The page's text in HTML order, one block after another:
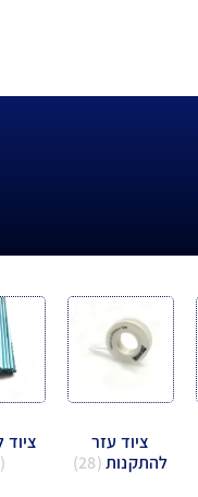
ציוד עזר
להתקנות(28)
(16)